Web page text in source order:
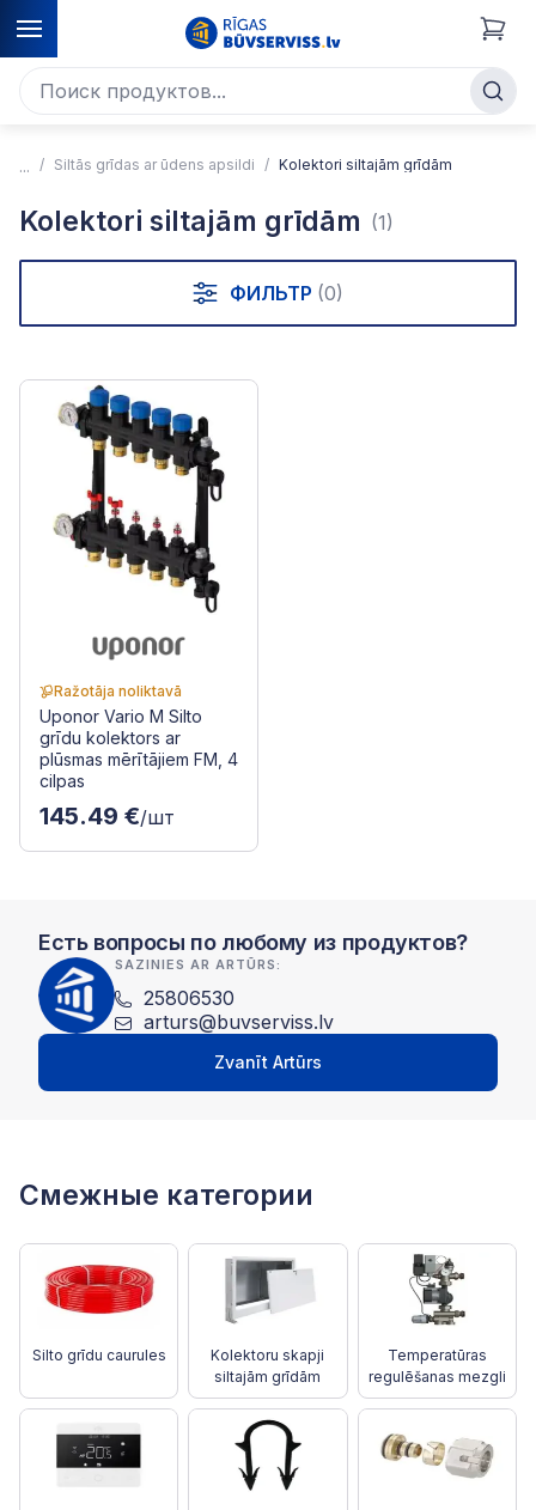
Siltās grīdas ar ūdens apsildi Kolektori siltajām grīdām
Kolektori siltajām grīdām (1)
ФИЛЬТР (0)
Ražotāja noliktavā
Uponor Vario M Silto
grīdu kolektors ar
plūsmas mērītājiem FM, 4
cilpas
145.49 €/шт
Есть вопросы по любому из продуктов?
SAZINIES AR ARTŪRS:
25806530
arturs@buvserviss.lv
Zvanīt Artūrs
Смежные категории
Silto grīdu caurules
Kolektoru skapji
siltajām grīdām
Temperatūras
regulēšanas mezgli